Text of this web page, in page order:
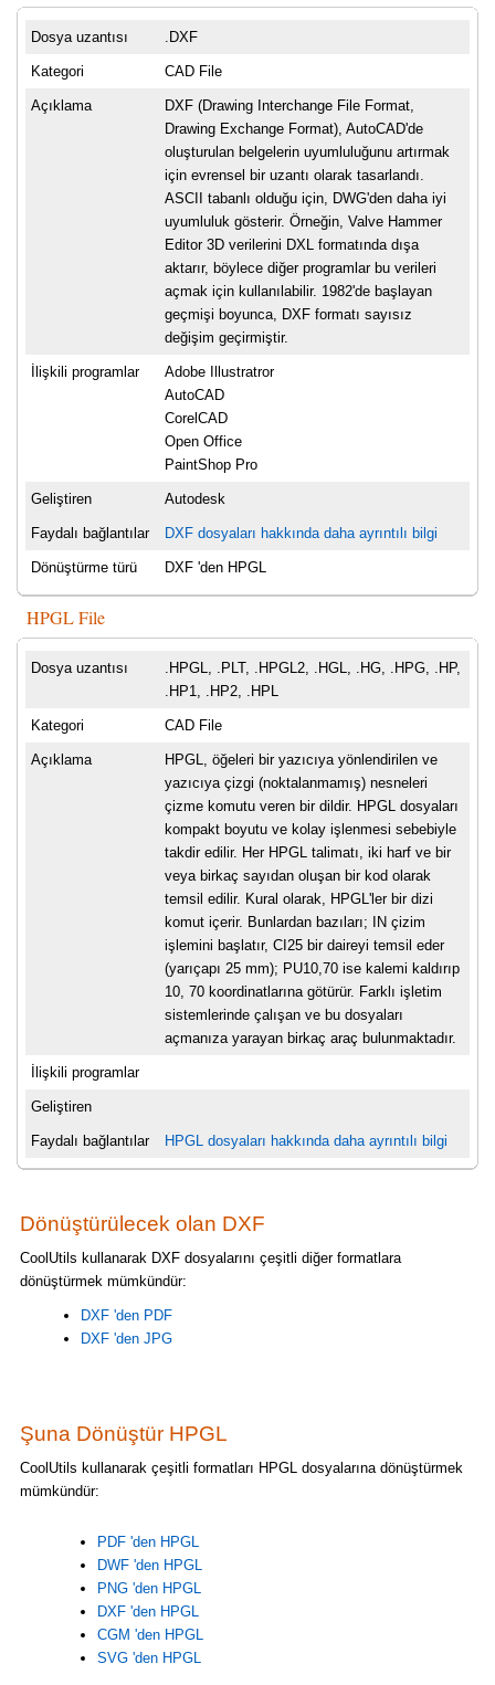
Dosya uzantısı .DXF
Kategori CAD File
Açıklama
DXF (Drawing Interchange File Format,
Drawing Exchange Format), AutoCAD'de
oluşturulan belgelerin uyumluluğunu artırmak
için evrensel bir uzantı olarak tasarlandı.
ASCII tabanlı olduğu için, DWG'den daha iyi
uyumluluk gösterir. Örneğin, Valve Hammer
Editor 3D verilerini DXL formatında dışa
aktarır, böylece diğer programlar bu verileri
açmak için kullanılabilir. 1982'de başlayan
geçmişi boyunca, DXF formatı sayısız
değişim geçirmiştir.
İlişkili programlar
Adobe Illustratror
AutoCAD
CorelCAD
Open Office
PaintShop Pro
Geliştiren Autodesk
Faydalı bağlantılar DXF dosyaları hakkında daha ayrıntılı bilgi
Dönüştürme türü DXF 'den HPGL
HPGL File
Dosya uzantısı
.HPGL, .PLT, .HPGL2, .HGL, .HG, .HPG, .HP,
.HP1, .HP2, .HPL
Kategori CAD File
Açıklama
HPGL, öğeleri bir yazıcıya yönlendirilen ve
yazıcıya çizgi (noktalanmamış) nesneleri
çizme komutu veren bir dildir. HPGL dosyaları
kompakt boyutu ve kolay işlenmesi sebebiyle
takdir edilir. Her HPGL talimatı, iki harf ve bir
veya birkaç sayıdan oluşan bir kod olarak
temsil edilir. Kural olarak, HPGL'ler bir dizi
komut içerir. Bunlardan bazıları; IN çizim
işlemini başlatır, CI25 bir daireyi temsil eder
(yarıçapı 25 mm); PU10,70 ise kalemi kaldırıp
10, 70 koordinatlarına götürür. Farklı işletim
sistemlerinde çalışan ve bu dosyaları
açmanıza yarayan birkaç araç bulunmaktadır.
İlişkili programlar
Geliştiren
Faydalı bağlantılar HPGL dosyaları hakkında daha ayrıntılı bilgi
Dönüştürülecek olan DXF
CoolUtils kullanarak DXF dosyalarını çeşitli diğer formatlara
dönüştürmek mümkündür:
DXF 'den PDF
DXF 'den JPG
Şuna Dönüştür HPGL
CoolUtils kullanarak çeşitli formatları HPGL dosyalarına dönüştürmek
mümkündür:
PDF 'den HPGL
DWF 'den HPGL
PNG 'den HPGL
DXF 'den HPGL
CGM 'den HPGL
SVG 'den HPGL